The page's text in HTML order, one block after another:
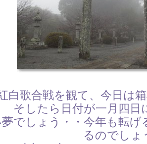
白歌合戦を観て、今日は
そしたら日付が一月四日
でしょう・・今年も転
るのでしょ